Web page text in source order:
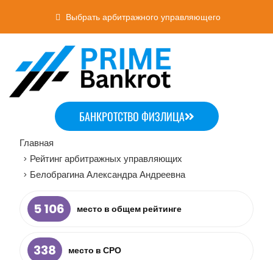
Выбрать арбитражного управляющего
БАНКРОТСТВО ФИЗЛИЦА
Главная
> Рейтинг арбитражных управляющих
> Белобрагина Александра Андреевна
5 106 место в общем рейтинге
338
место в СРО